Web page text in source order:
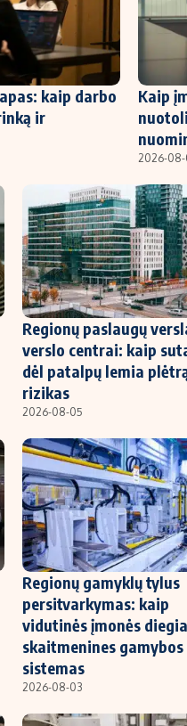
kaip darbo
ir
Kaip
2026-
Regionų paslaugų
verslo centrai: kaip
dėl patalpų lemia
rizikas
2026-08-05
Regionų gamyklų tylus
persitvarkymas: kaip
vidutinės įmonės diegia
skaitmenines gamybos
sistemas
2026-08-03